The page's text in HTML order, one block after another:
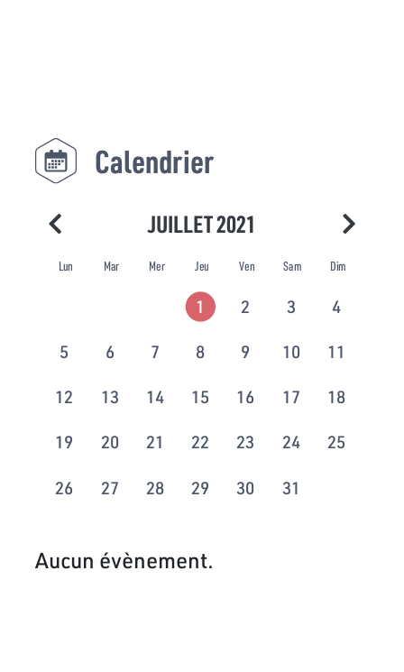
Calendrier
JUILLET 2021
Lun Mar Mer Jeu Ven Sam Dim
1 2 3 4
5 6 7 8 9 10 11
12 13 14 15 16 17 18
19 20 21 22 23 24 25
26 27 28 29 30 31
Aucun évènement.